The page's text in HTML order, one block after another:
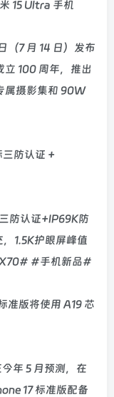
15 Ultra 手机
7 月 14 日）发布
100 周年，推出
属摄影集和 90W
防认证 +
防认证+IP69K防
1.5K护眼屏峰值
#手机新品#
准版将使用 A19 芯
年 5 月预测，在
17 标准版配备